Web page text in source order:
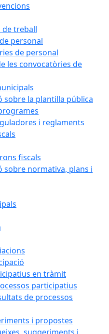
de treball
personal
de personal
les convocatòries de
sobre la plantilla pública
i reglaments
fiscals
sobre normativa, plans i
en tràmit
participatius
de processos
i propostes